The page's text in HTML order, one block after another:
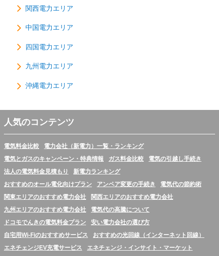
関西電力エリア
中国電力エリア
四国電力エリア
九州電力エリア
沖縄電力エリア
人気のコンテンツ
電気料金比較
電力会社（新電力）一覧・ランキング
電気とガスのキャンペーン・特典情報
ガス料金比較
電気の引越し手続き
法人の電気料金見積もり
新電力ランキング
おすすめのオール電化向けプラン
アンペア変更の手続き
電気代の節約術
関東エリアのおすすめ電力会社
関西エリアのおすすめ電力会社
九州エリアのおすすめ電力会社
電気代の高騰について
ドコモでんきの電気料金プラン
安い電力会社の選び方
自宅用Wi-Fiのおすすめサービス
おすすめの光回線（インターネット回線）
エネチェンジEV充電サービス
エネチェンジ・インサイト・マーケット